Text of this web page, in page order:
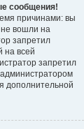
сообщения!
причинами: вы
не вошли на
запретил
на всей
запретил
дополнительной